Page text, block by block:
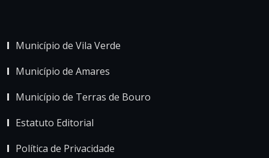
Município de Vila Verde
Município de Amares
Município de Terras de Bouro
Estatuto Editorial
Política de Privacidade